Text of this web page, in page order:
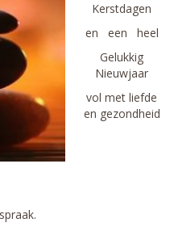
Kerstdagen
en een heel
Gelukkig
Nieuwjaar
vol met liefde
en gezondheid